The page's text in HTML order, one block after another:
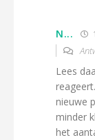
N...
Lees
nieuwe
minder
het